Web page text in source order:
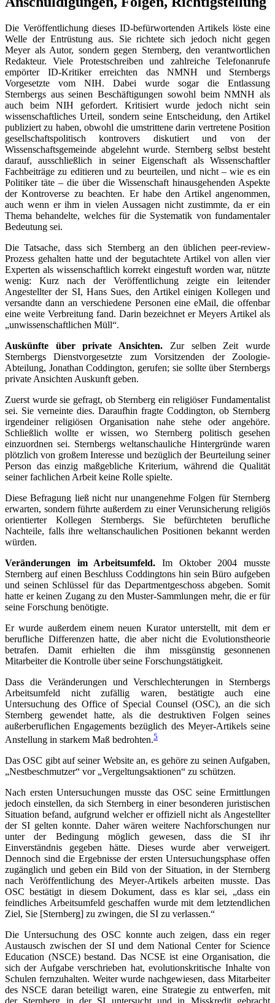
Die Veröffentlichung dieses ID-befürwortenden Artikels löste eine
Welle der Entrüstung aus. Sie richtete sich jedoch nicht gegen
Meyer als Autor, sondern gegen Sternberg, den verantwortlichen
Redakteur. Viele Protestschreiben und zahlreiche Telefonanrufe
empörter ID-Kritiker erreichten das NMNH und Sternbergs
Vorgesetzte vom NIH. Dabei wurde sogar die Entlassung
Sternbergs aus seinen Beschäftigungen sowohl beim NMNH als
auch beim NIH gefordert. Kritisiert wurde jedoch nicht sein
wissenschaftliches Urteil, sondern seine Entscheidung, den Artikel
publiziert zu haben, obwohl die umstrittene darin vertretene Position
gesellschaftspolitisch kontrovers diskutiert und von der
Wissenschaftsgemeinde abgelehnt wurde. Sternberg selbst besteht
darauf, ausschließlich in seiner Eigenschaft als Wissenschaftler
Fachbeiträge zu editieren und zu beurteilen, und nicht – wie es ein
Politiker täte – die über die Wissenschaft hinausgehenden Aspekte
der Kontroverse zu beachten. Er habe den Artikel angenommen,
auch wenn er ihm in vielen Aussagen nicht zustimmte, da er ein
Thema behandelte, welches für die Systematik von fundamentaler
Bedeutung sei.
Die Tatsache, dass sich Sternberg an den üblichen peer-review-
Prozess gehalten hatte und der begutachtete Artikel von allen vier
Experten als wissenschaftlich korrekt eingestuft worden war, nützte
wenig: Kurz nach der Veröffentlichung zeigte ein leitender
Angestellter der SI, Hans Sues, den Artikel einigen Kollegen und
versandte dann an verschiedene Personen eine eMail, die offenbar
eine weite Verbreitung fand. Darin bezeichnet er Meyers Artikel als
„unwissenschaftlichen Müll“.
Auskünfte über private Ansichten. Zur selben Zeit wurde
Sternbergs Dienstvorgesetzte zum Vorsitzenden der Zoologie-
Abteilung, Jonathan Coddington, gerufen; sie sollte über Sternbergs
private Ansichten Auskunft geben.
Zuerst wurde sie gefragt, ob Sternberg ein religiöser Fundamentalist
sei. Sie verneinte dies. Daraufhin fragte Coddington, ob Sternberg
irgendeiner religiösen Organisation nahe stehe oder angehöre.
Schließlich wollte er wissen, wo Sternberg politisch gesehen
einzuordnen sei. Sternbergs weltanschauliche Hintergründe waren
plötzlich von großem Interesse und bezüglich der Beurteilung seiner
Person das einzig maßgebliche Kriterium, während die Qualität
seiner fachlichen Arbeit keine Rolle spielte.
Diese Befragung ließ nicht nur unangenehme Folgen für Sternberg
erwarten, sondern führte außerdem zu einer Verunsicherung religiös
orientierter Kollegen Sternbergs. Sie befürchteten berufliche
Nachteile, falls ihre weltanschaulichen Positionen bekannt werden
würden.
Veränderungen im Arbeitsumfeld. Im Oktober 2004 musste
Sternberg auf einen Beschluss Coddingtons hin sein Büro aufgeben
und seinen Schlüssel für das Departmentgeschoss abgeben. Somit
hatte er keinen Zugang zu den Muster-Sammlungen mehr, die er für
seine Forschung benötigte.
Er wurde außerdem einem neuen Kurator unterstellt, mit dem er
berufliche Differenzen hatte, die aber nicht die Evolutionstheorie
betrafen. Damit erhielten die ihm missgünstig gesonnenen
Mitarbeiter die Kontrolle über seine Forschungstätigkeit.
Dass die Veränderungen und Verschlechterungen in Sternbergs
Arbeitsumfeld nicht zufällig waren, bestätigte auch eine
Untersuchung des Office of Special Counsel (OSC), an die sich
Sternberg gewendet hatte, als die destruktiven Folgen seines
außerberuflichen Engagements bezüglich des Meyer-Artikels seine
Anstellung in starkem Maß bedrohten.5
Das OSC gibt auf seiner Website an, es gehöre zu seinen Aufgaben,
„Nestbeschmutzer“ vor „Vergeltungsaktionen“ zu schützen.
Nach ersten Untersuchungen musste das OSC seine Ermittlungen
jedoch einstellen, da sich Sternberg in einer besonderen juristischen
Situation befand, aufgrund welcher er offiziell nicht als Angestellter
der SI gelten konnte. Daher wären weitere Nachforschungen nur
unter der Bedingung möglich gewesen, dass die SI ihr
Einverständnis gegeben hätte. Dieses wurde aber verweigert.
Dennoch sind die Ergebnisse der ersten Untersuchungsphase offen
zugänglich und geben ein Bild von der Situation, in der Sternberg
nach Veröffentlichung des Meyer-Artikels arbeiten musste. Das
OSC bestätigt in diesem Dokument, dass es klar sei, „dass ein
feindliches Arbeitsumfeld geschaffen wurde mit dem letztendlichen
Ziel, Sie [Sternberg] zu zwingen, die SI zu verlassen.“
Die Untersuchung des OSC konnte auch zeigen, dass ein reger
Austausch zwischen der SI und dem National Center for Science
Education (NSCE) bestand. Das NCSE ist eine Organisation, die
sich der Aufgabe verschrieben hat, evolutionskritische Inhalte von
Schulen fernzuhalten. Weiter wurde nachgewiesen, dass Mitarbeiter
des NSCE daran beteiligt waren, eine Strategie zu entwerfen, mit